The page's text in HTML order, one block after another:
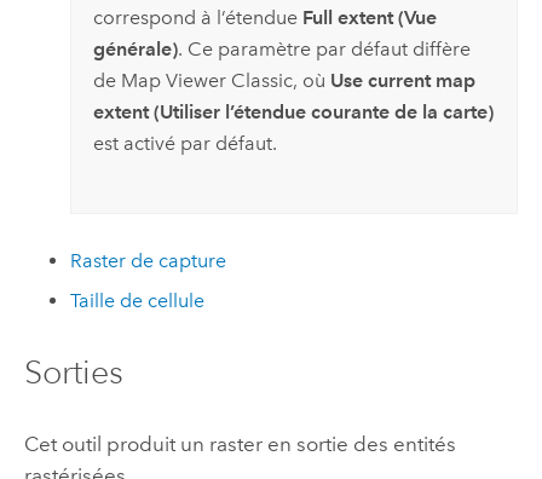
correspond à l’étendue Full extent (Vue
générale). Ce paramètre par défaut diffère
de Map Viewer Classic, où Use current map
extent (Utiliser l’étendue courante de la carte)
est activé par défaut.
Raster de capture
Taille de cellule
Sorties
Cet outil produit un raster en sortie des entités